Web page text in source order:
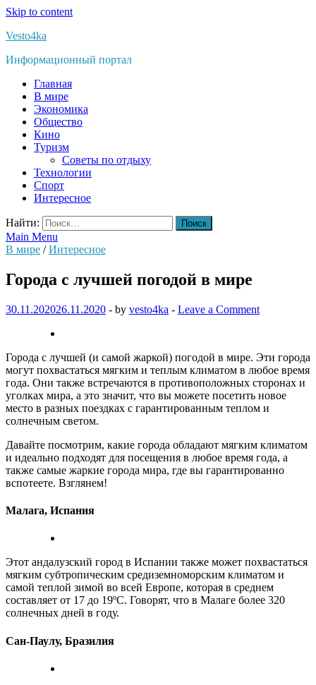
Skip to content
Vesto4ka
Информационный портал
Главная
В мире
Экономика
Общество
Кино
Туризм
Советы по отдыху
Технологии
Спорт
Интересное
Найти:
Main Menu
В мире /Интересное
Города с лучшей погодой в мире
30.11.202026.11.2020 - by vesto4ka - Leave a Comment
Города с лучшей (и самой жаркой) погодой в мире. Эти города
могут похвастаться мягким и теплым климатом в любое время
года. Они также встречаются в противоположных сторонах и
уголках мира, а это значит, что вы можете посетить новое
место в разных поездках с гарантированным теплом и
солнечным светом.
Давайте посмотрим, какие города обладают мягким климатом
и идеально подходят для посещения в любое время года, а
также самые жаркие города мира, где вы гарантированно
вспотеете. Взглянем!
Малага, Испания
Этот андалузский город в Испании также может похвастаться
мягким субтропическим средиземноморским климатом и
самой теплой зимой во всей Европе, которая в среднем
составляет от 17 до 19ºC. Говорят, что в Малаге более 320
солнечных дней в году.
Сан-Паулу, Бразилия